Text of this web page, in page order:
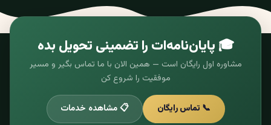
🎓 پایان‌نامه‌ات را تضمینی تحویل بده
مشاوره اول رایگان است — همین الان با ما تماس بگیر و مسیر
موفقیت را شروع کن
📞 تماس رایگان 📋 مشاهده خدمات